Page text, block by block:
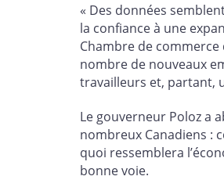
« Des données
la confiance à une
Chambre de commerce
nombre de nouveaux
travailleurs et, partant,
Le gouverneur Poloz a
nombreux Canadiens :
quoi ressemblera
bonne voie.